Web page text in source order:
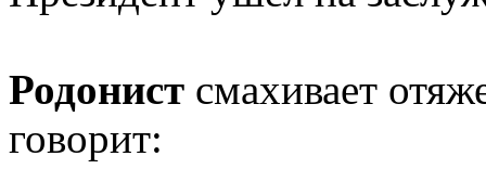
Родонист смахивает
говорит: